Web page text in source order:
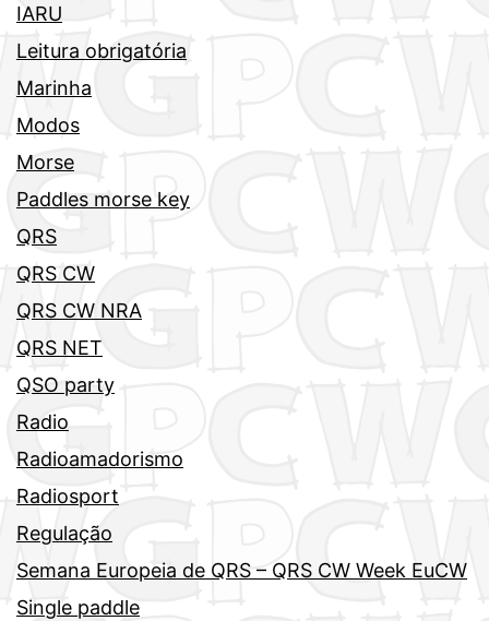
IARU
Leitura obrigatória
Marinha
Modos
Morse
Paddles morse key
QRS
QRS CW
QRS CW NRA
QRS NET
QSO party
Radio
Radioamadorismo
Radiosport
Regulação
Semana Europeia de QRS – QRS CW Week EuCW
Single paddle